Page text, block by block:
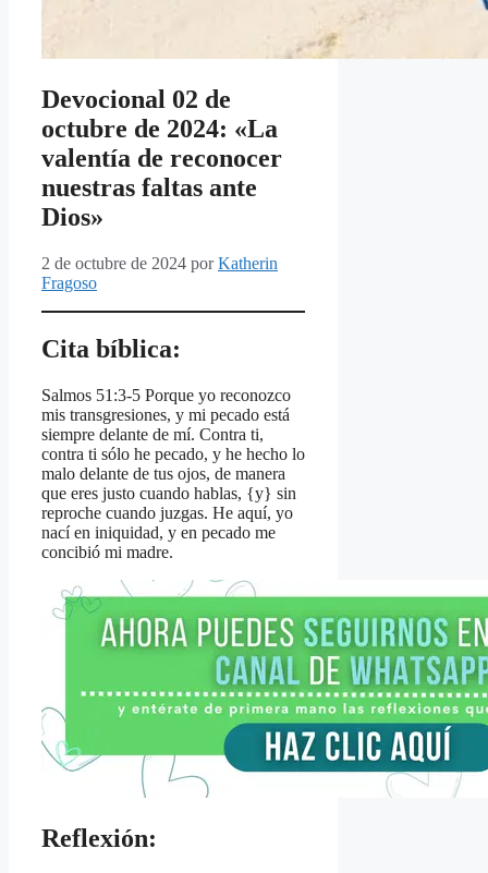
Devocional 02 de
octubre de 2024: «La
valentía de reconocer
nuestras faltas ante
Dios»
2 de octubre de 2024 porKatherin
Fragoso
Cita bíblica:
Salmos 51:3-5 Porque yo reconozco
mis transgresiones, y mi pecado está
siempre delante de mí. Contra ti,
contra ti sólo he pecado, y he hecho lo
malo delante de tus ojos, de manera
que eres justo cuando hablas, {y} sin
reproche cuando juzgas. He aquí, yo
nací en iniquidad, y en pecado me
concibió mi madre.
Reflexión: